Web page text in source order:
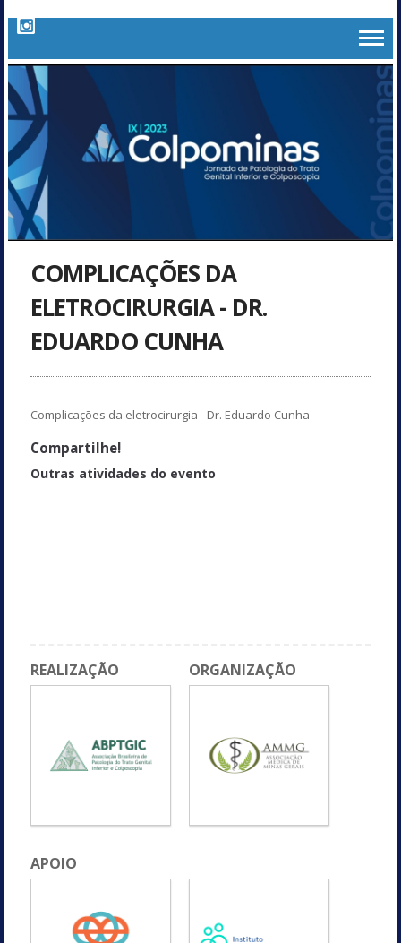
COMPLICAÇÕES DA
ELETROCIRURGIA - DR.
EDUARDO CUNHA
Complicações da eletrocirurgia - Dr. Eduardo Cunha
Compartilhe!
Outras atividades do evento
REALIZAÇÃO ORGANIZAÇÃO
APOIO